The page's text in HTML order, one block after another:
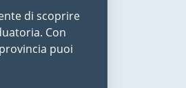
di scoprire
Con
puoi